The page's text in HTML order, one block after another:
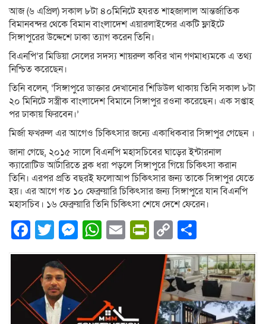
আজ (৬ এপ্রিল) সকাল ৮টা ৪০মিনিটে হযরত শাহজালাল আন্তর্জাতিক
বিমানবন্দর থেকে বিমান বাংলাদেশ এয়ারলাইন্সের একটি ফ্লাইটে
সিঙ্গাপুরের উদ্দেশে ঢাকা ত্যাগ করেন তিনি।
বিএনপি’র মিডিয়া সেলের সদস্য শায়রুল কবির খান গণমাধ্যমকে এ তথ্য
নিশ্চিত করেছেন।
তিনি বলেন, ‘সিঙ্গাপুরে ডাক্তার দেখানোর শিডিউল থাকায় তিনি সকাল ৮টা
২০ মিনিটে সস্ত্রীক বাংলাদেশ বিমানে সিঙ্গাপুর রওনা করেছেন। এক সপ্তাহ
পর ঢাকায় ফিরবেন।’
মির্জা ফখরুল এর আগেও চিকিৎসার জন্যে একাধিকবার সিঙ্গাপুর গেছেন ।
জানা গেছে, ২০১৫ সালে বিএনপি মহাসচিবের ঘাড়ের ইন্টারনাল
ক্যারোটিড আর্টারিতে ব্লক ধরা পড়লে সিঙ্গাপুরে গিয়ে চিকিৎসা করান
তিনি। এরপর প্রতি বছরই ফলোআপ চিকিৎসার জন্য তাকে সিঙ্গাপুর যেতে
হয়। এর আগে গত ১০ ফেব্রুয়ারি চিকিৎসার জন্য সিঙ্গাপুরে যান বিএনপি
মহাসচিব। ১৬ ফেব্রুয়ারি তিনি চিকিৎসা শেষে দেশে ফেরেন।
Facebook
Twitter
Messenger
WhatsApp
EmailPrintFriendly
Copy
Link